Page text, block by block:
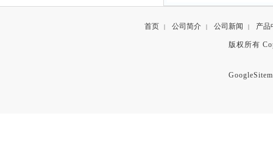
首页 | 公司简介 | 公司新闻 | 产品
版权所有